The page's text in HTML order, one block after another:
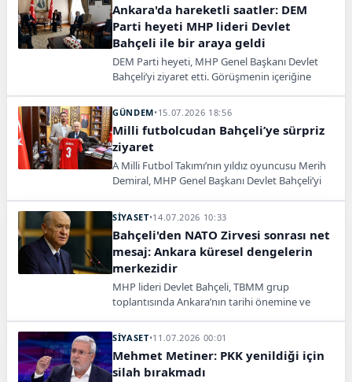
Ankara'da hareketli saatler: DEM
Parti heyeti MHP lideri Devlet
Bahçeli ile bir araya geldi
DEM Parti heyeti, MHP Genel Başkanı Devlet
Bahçeli’yi ziyaret etti. Görüşmenin içeriğine
GÜNDEM•15.07.2026 18:56
Milli futbolcudan Bahçeli’ye sürpriz
ziyaret
A Milli Futbol Takımı’nın yıldız oyuncusu Merih
Demiral, MHP Genel Başkanı Devlet Bahçeli’yi
takdim etti.
SİYASET•14.07.2026 10:33
Bahçeli'den NATO Zirvesi sonrası net
mesaj: Ankara küresel dengelerin
merkezidir
MHP lideri Devlet Bahçeli, TBMM grup
toplantısında Ankara’nın tarihi önemine ve
başlıklarına değindi.
SİYASET•11.07.2026 00:01
Mehmet Metiner: PKK yenildiği için
silah bırakmadı